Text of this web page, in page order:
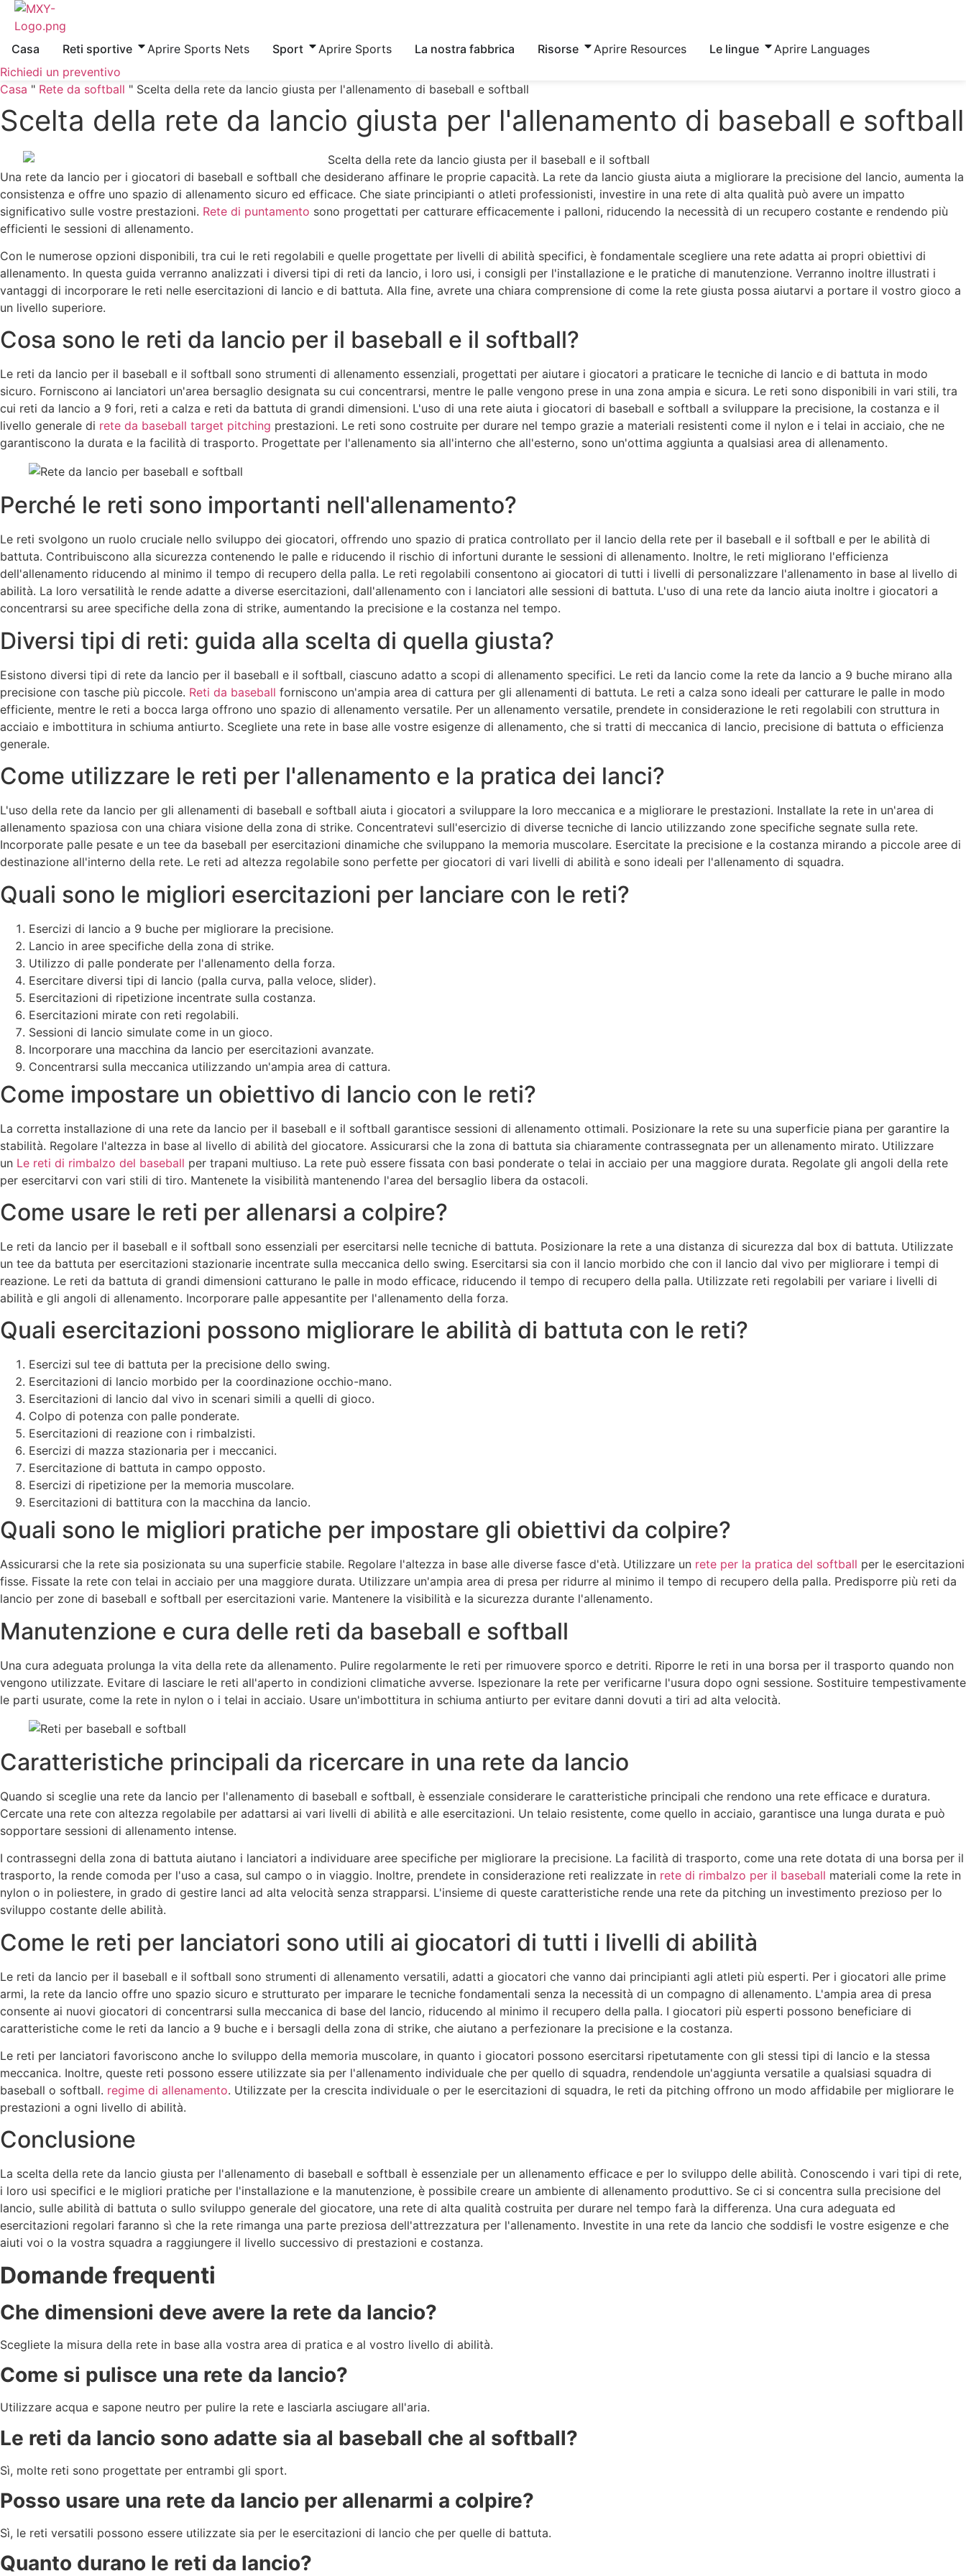
Vai
contenuto
Casa Reti sportive Aprire Sports Nets Sport Aprire Sports La nostra fabbrica Risorse Aprire Resources Le lingue
Aprire Languages
Richiedi un preventivo
Casa " Rete da softball " Scelta della rete da lancio giusta per l'allenamento di baseball e softball
Scelta della rete da lancio giusta per l'allenamento di baseball e softball
Una rete da lancio per i giocatori di baseball e softball che desiderano affinare le proprie capacità. La rete da lancio giusta aiuta a migliorare la precisione del lancio, aumenta la
consistenza e offre uno spazio di allenamento sicuro ed efficace. Che siate principianti o atleti professionisti, investire in una rete di alta qualità può avere un impatto
significativo sulle vostre prestazioni. Rete di puntamento sono progettati per catturare efficacemente i palloni, riducendo la necessità di un recupero costante e rendendo più
efficienti le sessioni di allenamento.
Con le numerose opzioni disponibili, tra cui le reti regolabili e quelle progettate per livelli di abilità specifici, è fondamentale scegliere una rete adatta ai propri obiettivi di
allenamento. In questa guida verranno analizzati i diversi tipi di reti da lancio, i loro usi, i consigli per l'installazione e le pratiche di manutenzione. Verranno inoltre illustrati i
vantaggi di incorporare le reti nelle esercitazioni di lancio e di battuta. Alla fine, avrete una chiara comprensione di come la rete giusta possa aiutarvi a portare il vostro gioco a
un livello superiore.
Cosa sono le reti da lancio per il baseball e il softball?
Le reti da lancio per il baseball e il softball sono strumenti di allenamento essenziali, progettati per aiutare i giocatori a praticare le tecniche di lancio e di battuta in modo
sicuro. Forniscono ai lanciatori un'area bersaglio designata su cui concentrarsi, mentre le palle vengono prese in una zona ampia e sicura. Le reti sono disponibili in vari stili, tra
cui reti da lancio a 9 fori, reti a calza e reti da battuta di grandi dimensioni. L'uso di una rete aiuta i giocatori di baseball e softball a sviluppare la precisione, la costanza e il
livello generale di rete da baseball target pitching prestazioni. Le reti sono costruite per durare nel tempo grazie a materiali resistenti come il nylon e i telai in acciaio, che ne
garantiscono la durata e la facilità di trasporto. Progettate per l'allenamento sia all'interno che all'esterno, sono un'ottima aggiunta a qualsiasi area di allenamento.
Perché le reti sono importanti nell'allenamento?
Le reti svolgono un ruolo cruciale nello sviluppo dei giocatori, offrendo uno spazio di pratica controllato per il lancio della rete per il baseball e il softball e per le abilità di
battuta. Contribuiscono alla sicurezza contenendo le palle e riducendo il rischio di infortuni durante le sessioni di allenamento. Inoltre, le reti migliorano l'efficienza
dell'allenamento riducendo al minimo il tempo di recupero della palla. Le reti regolabili consentono ai giocatori di tutti i livelli di personalizzare l'allenamento in base al livello di
abilità. La loro versatilità le rende adatte a diverse esercitazioni, dall'allenamento con i lanciatori alle sessioni di battuta. L'uso di una rete da lancio aiuta inoltre i giocatori a
concentrarsi su aree specifiche della zona di strike, aumentando la precisione e la costanza nel tempo.
Diversi tipi di reti: guida alla scelta di quella giusta?
Esistono diversi tipi di rete da lancio per il baseball e il softball, ciascuno adatto a scopi di allenamento specifici. Le reti da lancio come la rete da lancio a 9 buche mirano alla
precisione con tasche più piccole. Reti da baseball forniscono un'ampia area di cattura per gli allenamenti di battuta. Le reti a calza sono ideali per catturare le palle in modo
efficiente, mentre le reti a bocca larga offrono uno spazio di allenamento versatile. Per un allenamento versatile, prendete in considerazione le reti regolabili con struttura in
acciaio e imbottitura in schiuma antiurto. Scegliete una rete in base alle vostre esigenze di allenamento, che si tratti di meccanica di lancio, precisione di battuta o efficienza
generale.
Come utilizzare le reti per l'allenamento e la pratica dei lanci?
L'uso della rete da lancio per gli allenamenti di baseball e softball aiuta i giocatori a sviluppare la loro meccanica e a migliorare le prestazioni. Installate la rete in un'area di
allenamento spaziosa con una chiara visione della zona di strike. Concentratevi sull'esercizio di diverse tecniche di lancio utilizzando zone specifiche segnate sulla rete.
Incorporate palle pesate e un tee da baseball per esercitazioni dinamiche che sviluppano la memoria muscolare. Esercitate la precisione e la costanza mirando a piccole aree di
destinazione all'interno della rete. Le reti ad altezza regolabile sono perfette per giocatori di vari livelli di abilità e sono ideali per l'allenamento di squadra.
Quali sono le migliori esercitazioni per lanciare con le reti?
Esercizi di lancio a 9 buche per migliorare la precisione.
Lancio in aree specifiche della zona di strike.
Utilizzo di palle ponderate per l'allenamento della forza.
Esercitare diversi tipi di lancio (palla curva, palla veloce, slider).
Esercitazioni di ripetizione incentrate sulla costanza.
Esercitazioni mirate con reti regolabili.
Sessioni di lancio simulate come in un gioco.
Incorporare una macchina da lancio per esercitazioni avanzate.
Concentrarsi sulla meccanica utilizzando un'ampia area di cattura.
Come impostare un obiettivo di lancio con le reti?
La corretta installazione di una rete da lancio per il baseball e il softball garantisce sessioni di allenamento ottimali. Posizionare la rete su una superficie piana per garantire la
stabilità. Regolare l'altezza in base al livello di abilità del giocatore. Assicurarsi che la zona di battuta sia chiaramente contrassegnata per un allenamento mirato. Utilizzare
un Le reti di rimbalzo del baseball per trapani multiuso. La rete può essere fissata con basi ponderate o telai in acciaio per una maggiore durata. Regolate gli angoli della rete
per esercitarvi con vari stili di tiro. Mantenete la visibilità mantenendo l'area del bersaglio libera da ostacoli.
Come usare le reti per allenarsi a colpire?
Le reti da lancio per il baseball e il softball sono essenziali per esercitarsi nelle tecniche di battuta. Posizionare la rete a una distanza di sicurezza dal box di battuta. Utilizzate
un tee da battuta per esercitazioni stazionarie incentrate sulla meccanica dello swing. Esercitarsi sia con il lancio morbido che con il lancio dal vivo per migliorare i tempi di
reazione. Le reti da battuta di grandi dimensioni catturano le palle in modo efficace, riducendo il tempo di recupero della palla. Utilizzate reti regolabili per variare i livelli di
abilità e gli angoli di allenamento. Incorporare palle appesantite per l'allenamento della forza.
Quali esercitazioni possono migliorare le abilità di battuta con le reti?
Esercizi sul tee di battuta per la precisione dello swing.
Esercitazioni di lancio morbido per la coordinazione occhio-mano.
Esercitazioni di lancio dal vivo in scenari simili a quelli di gioco.
Colpo di potenza con palle ponderate.
Esercitazioni di reazione con i rimbalzisti.
Esercizi di mazza stazionaria per i meccanici.
Esercitazione di battuta in campo opposto.
Esercizi di ripetizione per la memoria muscolare.
Esercitazioni di battitura con la macchina da lancio.
Quali sono le migliori pratiche per impostare gli obiettivi da colpire?
Assicurarsi che la rete sia posizionata su una superficie stabile. Regolare l'altezza in base alle diverse fasce d'età. Utilizzare un rete per la pratica del softball per le esercitazioni
fisse. Fissate la rete con telai in acciaio per una maggiore durata. Utilizzare un'ampia area di presa per ridurre al minimo il tempo di recupero della palla. Predisporre più reti da
lancio per zone di baseball e softball per esercitazioni varie. Mantenere la visibilità e la sicurezza durante l'allenamento.
Manutenzione e cura delle reti da baseball e softball
Una cura adeguata prolunga la vita della rete da allenamento. Pulire regolarmente le reti per rimuovere sporco e detriti. Riporre le reti in una borsa per il trasporto quando non
vengono utilizzate. Evitare di lasciare le reti all'aperto in condizioni climatiche avverse. Ispezionare la rete per verificarne l'usura dopo ogni sessione. Sostituire tempestivamente
le parti usurate, come la rete in nylon o i telai in acciaio. Usare un'imbottitura in schiuma antiurto per evitare danni dovuti a tiri ad alta velocità.
Caratteristiche principali da ricercare in una rete da lancio
Quando si sceglie una rete da lancio per l'allenamento di baseball e softball, è essenziale considerare le caratteristiche principali che rendono una rete efficace e duratura.
Cercate una rete con altezza regolabile per adattarsi ai vari livelli di abilità e alle esercitazioni. Un telaio resistente, come quello in acciaio, garantisce una lunga durata e può
sopportare sessioni di allenamento intense.
I contrassegni della zona di battuta aiutano i lanciatori a individuare aree specifiche per migliorare la precisione. La facilità di trasporto, come una rete dotata di una borsa per il
trasporto, la rende comoda per l'uso a casa, sul campo o in viaggio. Inoltre, prendete in considerazione reti realizzate in rete di rimbalzo per il baseball materiali come la rete in
nylon o in poliestere, in grado di gestire lanci ad alta velocità senza strapparsi. L'insieme di queste caratteristiche rende una rete da pitching un investimento prezioso per lo
sviluppo costante delle abilità.
Come le reti per lanciatori sono utili ai giocatori di tutti i livelli di abilità
Le reti da lancio per il baseball e il softball sono strumenti di allenamento versatili, adatti a giocatori che vanno dai principianti agli atleti più esperti. Per i giocatori alle prime
armi, la rete da lancio offre uno spazio sicuro e strutturato per imparare le tecniche fondamentali senza la necessità di un compagno di allenamento. L'ampia area di presa
consente ai nuovi giocatori di concentrarsi sulla meccanica di base del lancio, riducendo al minimo il recupero della palla. I giocatori più esperti possono beneficiare di
caratteristiche come le reti da lancio a 9 buche e i bersagli della zona di strike, che aiutano a perfezionare la precisione e la costanza.
Le reti per lanciatori favoriscono anche lo sviluppo della memoria muscolare, in quanto i giocatori possono esercitarsi ripetutamente con gli stessi tipi di lancio e la stessa
meccanica. Inoltre, queste reti possono essere utilizzate sia per l'allenamento individuale che per quello di squadra, rendendole un'aggiunta versatile a qualsiasi squadra di
baseball o softball. regime di allenamento. Utilizzate per la crescita individuale o per le esercitazioni di squadra, le reti da pitching offrono un modo affidabile per migliorare le
prestazioni a ogni livello di abilità.
Conclusione
La scelta della rete da lancio giusta per l'allenamento di baseball e softball è essenziale per un allenamento efficace e per lo sviluppo delle abilità. Conoscendo i vari tipi di rete,
i loro usi specifici e le migliori pratiche per l'installazione e la manutenzione, è possibile creare un ambiente di allenamento produttivo. Se ci si concentra sulla precisione del
lancio, sulle abilità di battuta o sullo sviluppo generale del giocatore, una rete di alta qualità costruita per durare nel tempo farà la differenza. Una cura adeguata ed
esercitazioni regolari faranno sì che la rete rimanga una parte preziosa dell'attrezzatura per l'allenamento. Investite in una rete da lancio che soddisfi le vostre esigenze e che
aiuti voi o la vostra squadra a raggiungere il livello successivo di prestazioni e costanza.
Domande frequenti
Che dimensioni deve avere la rete da lancio?
Scegliete la misura della rete in base alla vostra area di pratica e al vostro livello di abilità.
Come si pulisce una rete da lancio?
Utilizzare acqua e sapone neutro per pulire la rete e lasciarla asciugare all'aria.
Le reti da lancio sono adatte sia al baseball che al softball?
Sì, molte reti sono progettate per entrambi gli sport.
Posso usare una rete da lancio per allenarmi a colpire?
Sì, le reti versatili possono essere utilizzate sia per le esercitazioni di lancio che per quelle di battuta.
Quanto durano le reti da lancio?